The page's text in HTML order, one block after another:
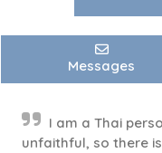
Messages
I am a Thai
unfaithful, so there